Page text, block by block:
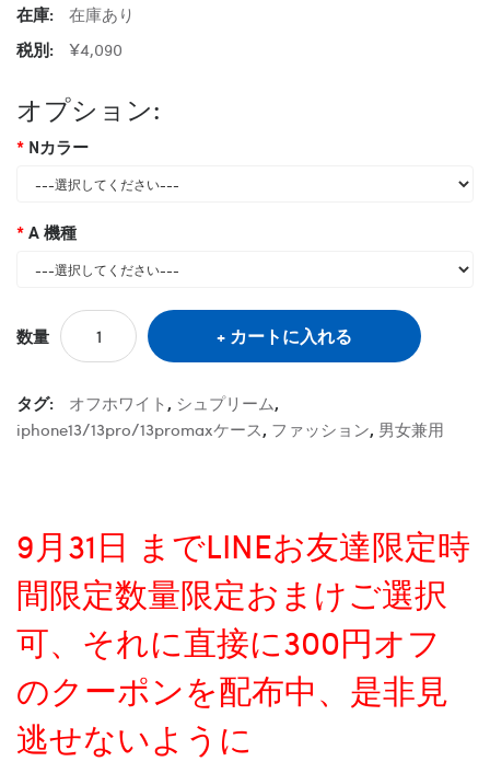
在庫:
在庫あり
税別:
¥4,090
オプション:
Nカラー
A 機種
数量 カートに入れる
タグ: オフホワイト , シュプリーム,
iphone13/13pro/13promaxケース, ファッション, 男女兼用
9月31日 までLINEお友達限定時
間限定数量限定おまけご選択
可、それに直接に300円オフ
のクーポンを配布中、是非見
逃せないように